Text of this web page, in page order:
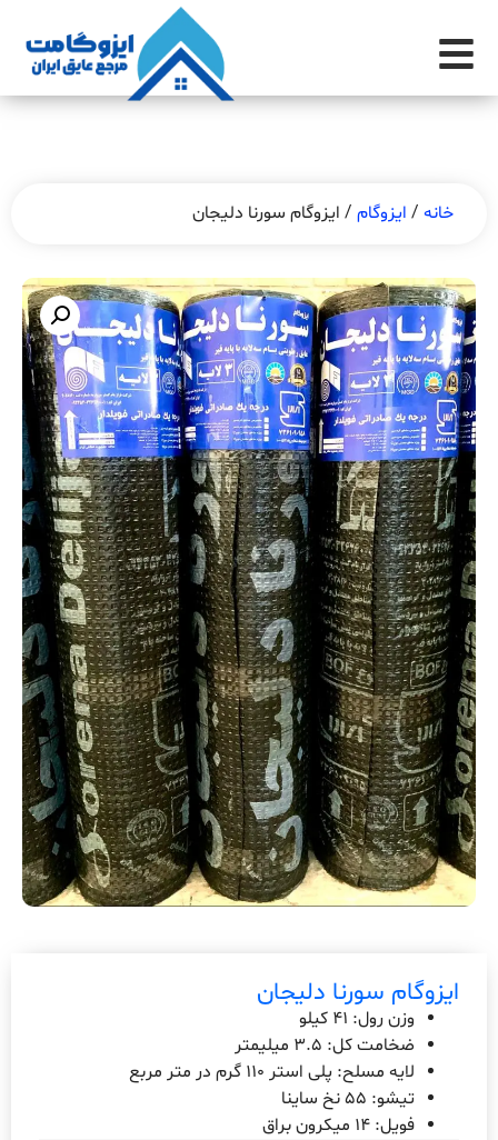
خانه / ایزوگام / ایزوگام سورنا دلیجان
ایزوگام سورنا دلیجان
وزن رول: 41 کیلو
ضخامت کل: 3.5 میلیمتر
لایه مسلح: پلی استر 110 گرم در متر مربع
تیشو: 55 نخ ساینا
فویل: 14 میکرون براق